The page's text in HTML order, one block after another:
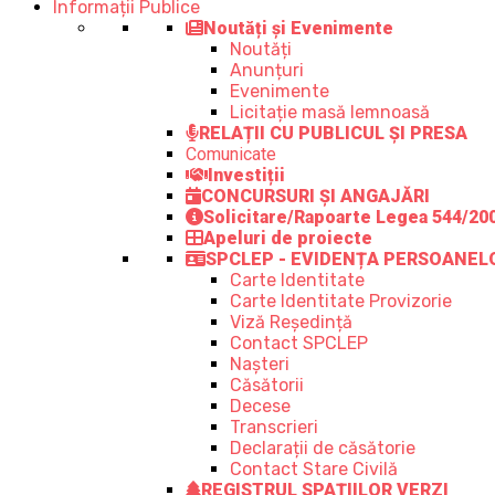
Informații Publice
Noutăți și Evenimente
Noutăți
Anunțuri
Evenimente
Licitație masă lemnoasă
RELAȚII CU PUBLICUL ȘI PRESA
Comunicate
Investiții
CONCURSURI ȘI ANGAJĂRI
Solicitare/Rapoarte Legea 544/
Apeluri de proiecte
SPCLEP - EVIDENȚA
Carte Identitate
Carte Identitate Provizorie
Viză Reședință
Contact SPCLEP
Nașteri
Căsătorii
Decese
Transcrieri
Declarații de căsătorie
Contact Stare Civilă
REGISTRUL SPAȚIILOR VERZI